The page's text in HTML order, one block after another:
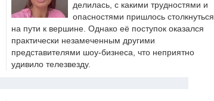
делилась, с какими трудностями и
опасностями пришлось столкнуться
на пути к вершине. Однако её поступок оказался
практически незамеченным другими
представителями шоу-бизнеса, что неприятно
удивило телезвезду.